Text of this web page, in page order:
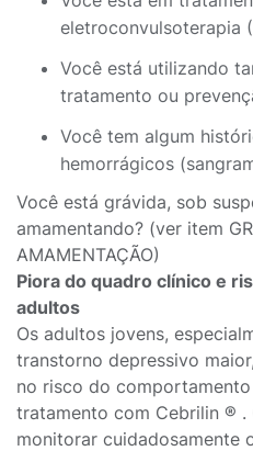
eletroconvulsoterapia
Você está utilizando
tratamento ou
Você tem algum
hemorrágicos
Você está grávida, sob
amamentando? (ver item
AMAMENTAÇÃO)
Piora do quadro clínico e
adultos
Os adultos jovens,
transtorno depressivo
no risco do
tratamento com Cebrilin ® .
monitorar cuidadosamente